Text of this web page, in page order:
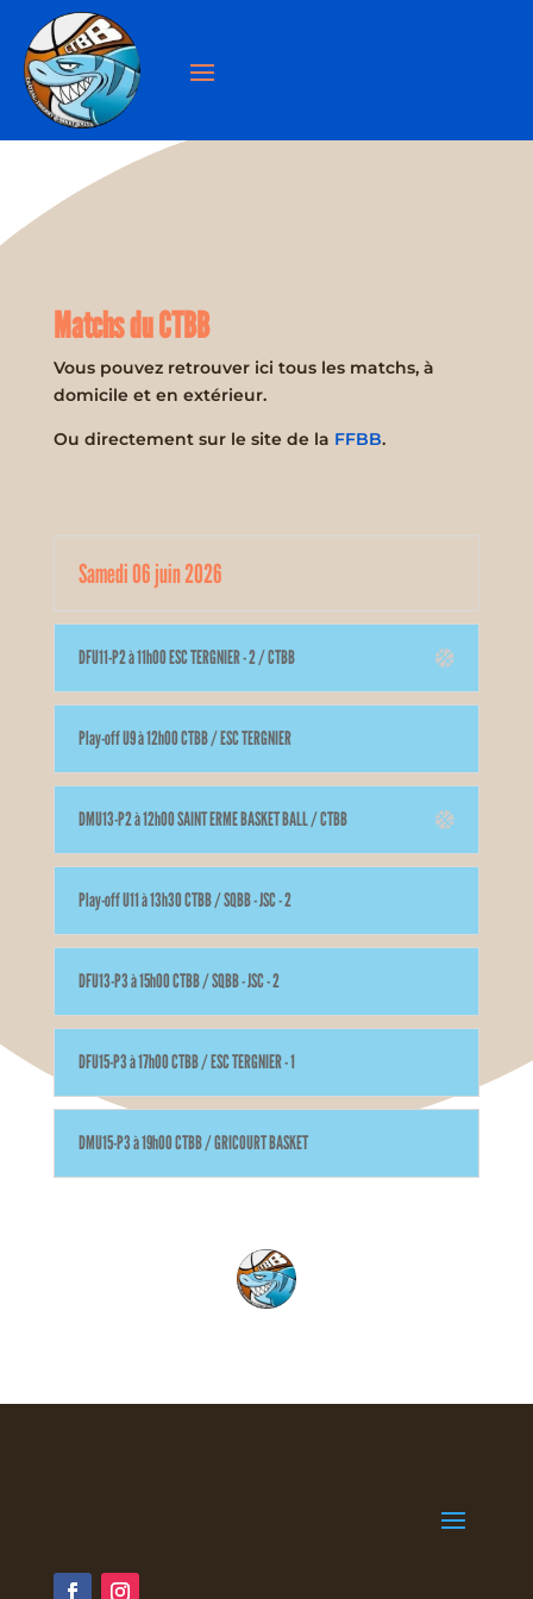
Matchs du CTBB
Vous pouvez retrouver ici tous les matchs, à
domicile et en extérieur.
Ou directement sur le site de la FFBB.
Samedi 06 juin 2026
DFU11-P2 à 11h00 ESC TERGNIER - 2 / CTBB
Play-off U9 à 12h00 CTBB / ESC TERGNIER
DMU13-P2 à 12h00 SAINT ERME BASKET BALL / CTBB
Play-off U11 à 13h30 CTBB / SQBB - JSC - 2
DFU13-P3 à 15h00 CTBB / SQBB - JSC - 2
DFU15-P3 à 17h00 CTBB / ESC TERGNIER - 1
DMU15-P3 à 19h00 CTBB / GRICOURT BASKET